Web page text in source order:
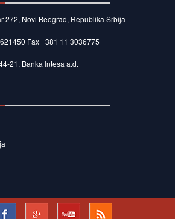
272, Novi Beograd, Republika Srbija
Fax +381 11 3036775
21, Banka Intesa a.d.